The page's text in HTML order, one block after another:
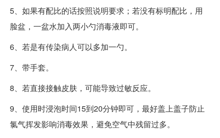
5、如果有配比的话按照说明要求；若没有标明配比，用
脸盆，一盆水加入两小勺消毒液即可。
6、若是有传染病人可以多加一勺。
7、带手套。
8、若直接接触皮肤，可能导致过敏反应。
9、使用时浸泡时间15到20分钟即可，最好盖上盖子防止
氯气挥发影响消毒效果，避免空气中残留过多。